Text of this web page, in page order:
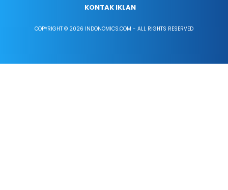
KONTAK IKLAN
COPYRIGHT © 2026 INDONOMICS.COM - ALL RIGHTS RESERVED